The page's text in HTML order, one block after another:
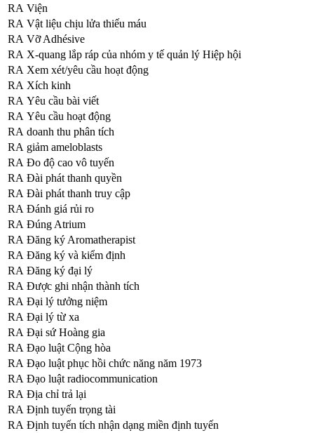
RA Viện
RA Vật liệu chịu lửa thiếu máu
RA Vỡ Adhésive
RA X-quang lắp ráp của nhóm y tế quản lý Hiệp hội
RA Xem xét/yêu cầu hoạt động
RA Xích kinh
RA Yêu cầu bài viết
RA Yêu cầu hoạt động
RA doanh thu phân tích
RA giảm ameloblasts
RA Đo độ cao vô tuyến
RA Đài phát thanh quyền
RA Đài phát thanh truy cập
RA Đánh giá rủi ro
RA Đúng Atrium
RA Đăng ký Aromatherapist
RA Đăng ký và kiểm định
RA Đăng ký đại lý
RA Được ghi nhận thành tích
RA Đại lý tưởng niệm
RA Đại lý từ xa
RA Đại sứ Hoàng gia
RA Đạo luật Cộng hòa
RA Đạo luật phục hồi chức năng năm 1973
RA Đạo luật radiocommunication
RA Địa chỉ trả lại
RA Định tuyến trọng tài
RA Định tuyến tích nhận dạng miền định tuyến